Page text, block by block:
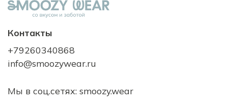
Контакты
+79260340868
info@smoozywear.ru
Мы в соц.сетях: smoozy.wear